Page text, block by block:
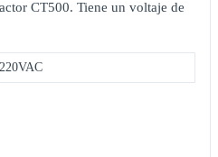
CT500. Tiene un voltaje de
220VAC